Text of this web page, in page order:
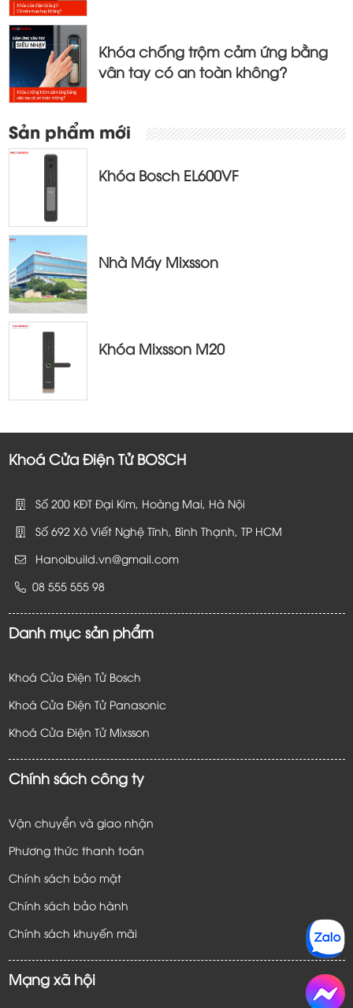
Khóa chống trộm cảm ứng bằng
vân tay có an toàn không?
Sản phẩm mới
Khóa Bosch EL600VF
Nhà Máy Mixsson
Khóa Mixsson M20
Khoá Cửa Điện Tử BOSCH
Số 200 KĐT Đại Kim, Hoàng Mai, Hà Nội
Số 692 Xô Viết Nghệ Tĩnh, Bình Thạnh, TP HCM
Hanoibuild.vn@gmail.com
08 555 555 98
Danh mục sản phẩm
Khoá Cửa Điện Tử Bosch
Khoá Cửa Điện Tử Panasonic
Khoá Cửa Điện Tử Mixsson
Chính sách công ty
Vận chuyển và giao nhận
Phương thức thanh toán
Chính sách bảo mật
Chính sách bảo hành
Chính sách khuyến mãi
Mạng xã hội